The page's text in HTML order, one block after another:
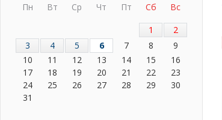
экспозиция к 150-летию Билибина
Лето без гаджетов
01 августа 2026
Болезнь девственниц и вампиров
01 августа 2026
Безмолвный крик о помощи
Пн Вт Ср Чт Пт Сб
Вс
1
2
3
4 5 6 7 8
9
10
11 12 13 14 15
16
17
18 19 20 21 22
23
24
25 26 27 28 29
30
31